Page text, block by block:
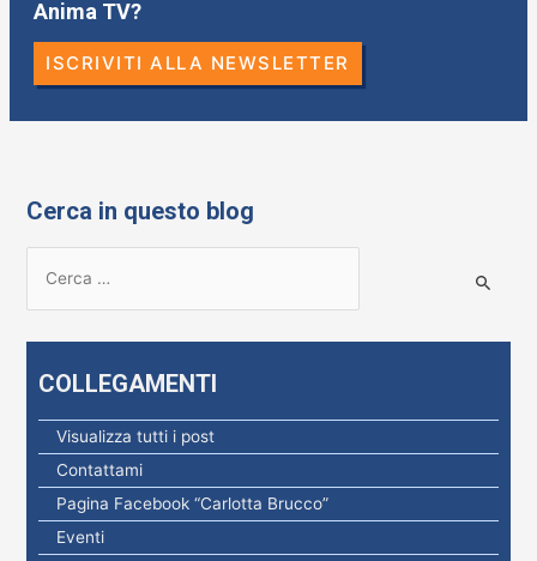
Anima TV?
ISCRIVITI ALLA NEWSLETTER
Cerca in questo blog
COLLEGAMENTI
Visualizza tutti i post
Contattami
Pagina Facebook “Carlotta Brucco”
Eventi